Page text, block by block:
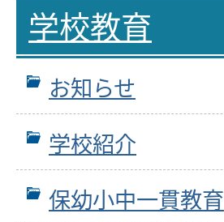
学校教育
お知らせ
学校紹介
保幼小中一貫教育